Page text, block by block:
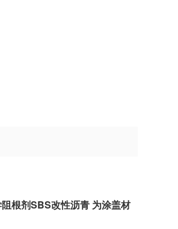
根剂SBS改性沥青 为涂盖材